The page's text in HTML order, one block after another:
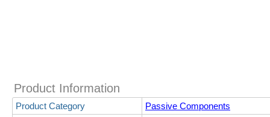
Product Information
Product Category
Passive Components